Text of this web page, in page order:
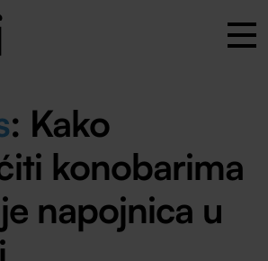
: Kako
konobarima
napojnica u